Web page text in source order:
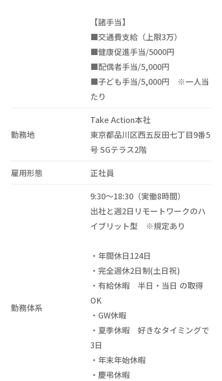
【諸手当】
■交通費支給（上限3万）
■健康促進手当/5000円
■配偶者手当/5,000円
■子ども手当/5,000円 ※一人当
たり
勤務地
Take Action本社
東京都品川区西五反田七丁目9番5
号 SGテラス2階
雇用形態
正社員
勤務体系
9:30～18:30（実働8時間）
出社と週2日リモートワークのハ
イブリット型 ※規定あり
・年間休日124日
・完全週休2日制(土日祝)
・有給休暇 半日・当日 の取得
OK
・GW休暇
・夏季休暇 好きなタイミングで
3日
・年末年始休暇
・慶弔休暇